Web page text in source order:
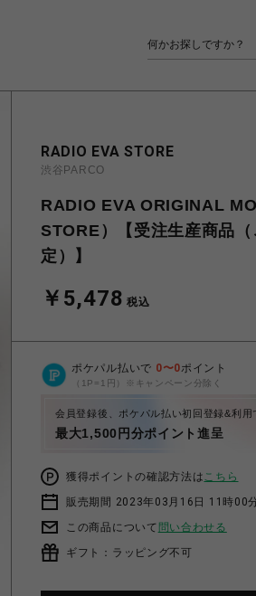
RADIO EVA STORE
渋谷PARCO
RADIO EVA ORIGINAL
STORE）【受注生産商品
定）】
￥5,478 税込
ポケパル払いで 0〜0ポイント
（1P=1円）※キャンペーン分除く
会員登録後、ポケパル払い初回登録&利用
最大1,500円分ポイント進呈
獲得ポイントの確認方法はこちら
販売期間 2023年03月16日 11時00
この商品について 問い合わせる
ギフト：ラッピング不可